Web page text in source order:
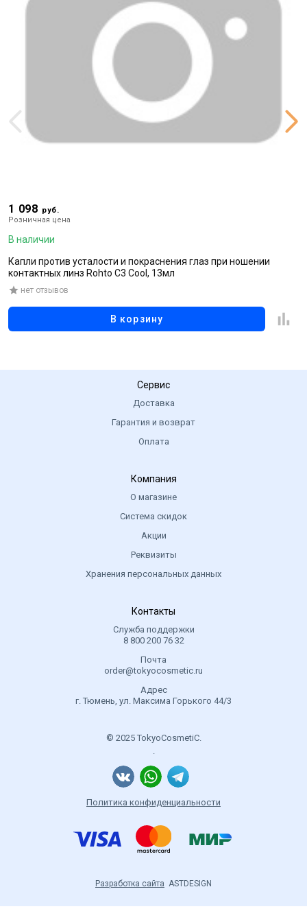
1 098 руб.
Розничная цена
В наличии
Капли против усталости и покраснения глаз при ношении
контактных линз Rohto С3 Cool, 13мл
нет отзывов
В корзину
Сервис
Доставка
Гарантия и возврат
Оплата
Компания
О магазине
Система скидок
Акции
Реквизиты
Хранения персональных данных
Контакты
Служба поддержки
8 800 200 76 32
Почта
order@tokyocosmetic.ru
Адрес
г. Тюмень, ул. Максима Горького 44/3
© 2025 TokyoCosmetiC.
.
Политика конфиденциальности
Разработка сайта ASTDESIGN